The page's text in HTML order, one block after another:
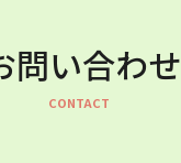
問い合わせ